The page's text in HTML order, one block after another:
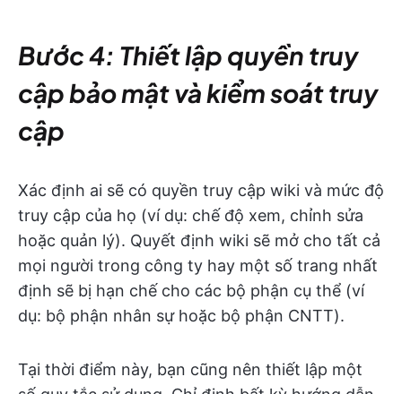
Bước 4: Thiết lập quyền truy
cập bảo mật và kiểm soát truy
cập
Xác định ai sẽ có quyền truy cập wiki và mức độ
truy cập của họ (ví dụ: chế độ xem, chỉnh sửa
hoặc quản lý). Quyết định wiki sẽ mở cho tất cả
mọi người trong công ty hay một số trang nhất
định sẽ bị hạn chế cho các bộ phận cụ thể (ví
dụ: bộ phận nhân sự hoặc bộ phận CNTT).
Tại thời điểm này, bạn cũng nên thiết lập một